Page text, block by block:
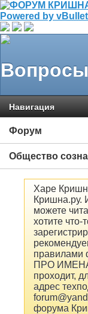
Навигация
Форум
Общество
Харе
Кришна.ру.
можете
хотите что-
ПРО ИМЕНА
проходит,
адрес
форума